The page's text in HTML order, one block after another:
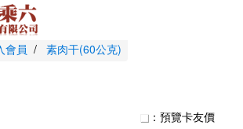
會員 素肉干(60公克)
：預覽卡友價